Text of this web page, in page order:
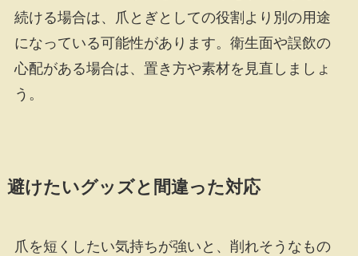
続ける場合は、爪とぎとしての役割より別の用途
になっている可能性があります。衛生面や誤飲の
心配がある場合は、置き方や素材を見直しましょ
う。
避けたいグッズと間違った対応
爪を短くしたい気持ちが強いと、削れそうなもの